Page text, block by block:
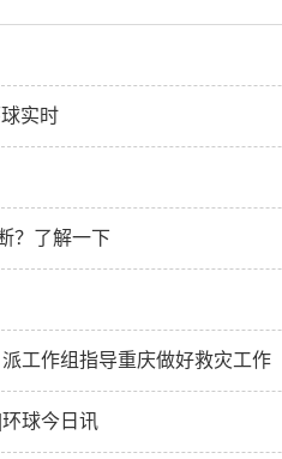
实时
？了解一下
工作组指导重庆做好救灾工作
球今日讯